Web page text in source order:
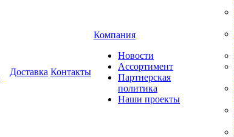
Доставка Контакты
Компания
Новости
Ассортимент
Партнерская
политика
Наши проекты